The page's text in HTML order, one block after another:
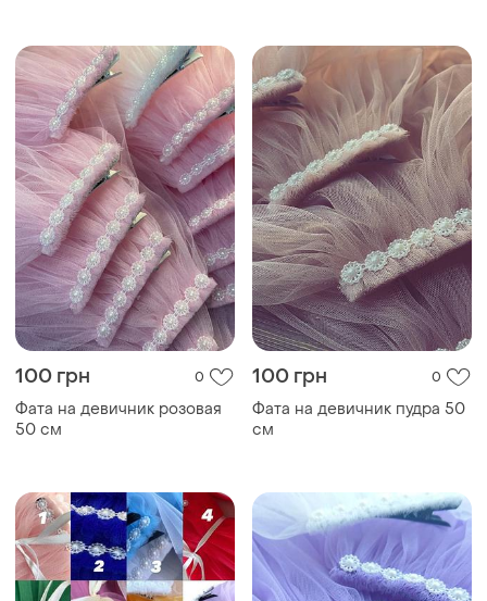
100 грн 0
Фата на девичник розовая
50 см
100 грн 0
Фата на девичник пудра 50
см